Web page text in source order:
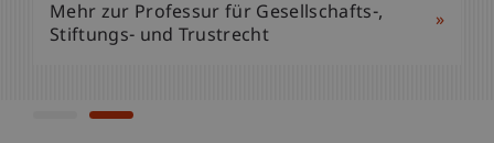
Stiftungs- und Trustrecht
Mehr zur Professur für Gesellschafts-,
Stiftungs- und Trustrecht
»